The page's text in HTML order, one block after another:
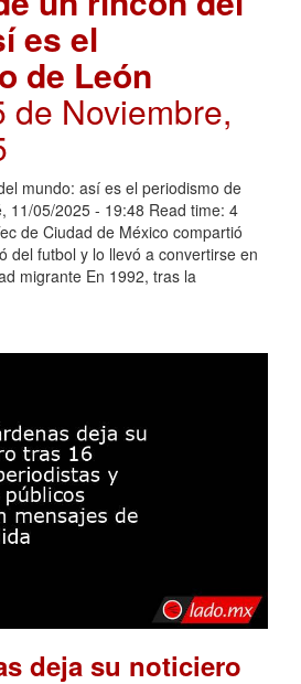
es el
de León
de Noviembre,
mundo: así es el periodismo de
11/05/2025 - 19:48 Read time: 4
de Ciudad de México compartió
del futbol y lo llevó a convertirse en
migrante En 1992, tras la
deja su noticiero